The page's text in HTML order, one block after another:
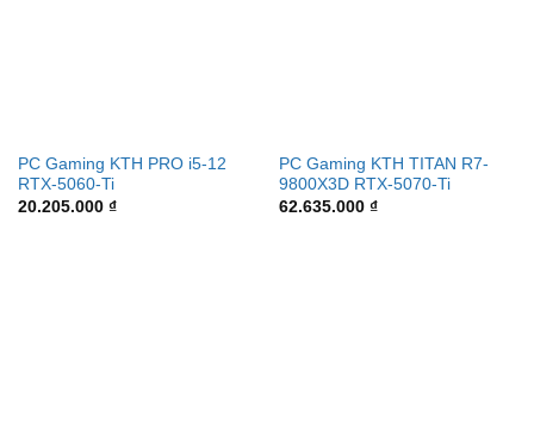
PC Gaming KTH PRO i5-12
RTX-5060-Ti
20.205.000 ₫
PC Gaming KTH TITAN R7-
9800X3D RTX-5070-Ti
62.635.000 ₫